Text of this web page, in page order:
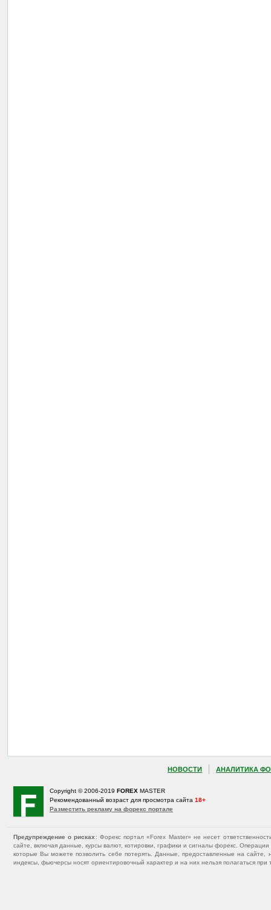
НОВОСТИ АНАЛИТИКА
Copyright © 2006-2019 FOREX MASTER
Рекомендованный возраст для просмотра сайта 18+
Разместить рекламу на форекс портале
Предупреждение о рисках : Форекс портал «Forex Master» не несет
сайте, включая данные, курсы валют, котировки, графики и сигналы форекс.
которые Вы можете позволить себе потерять. Данные, предоставленные на
индексы, фьючерсы носят ориентировочный характер и на них нельзя полагаться при